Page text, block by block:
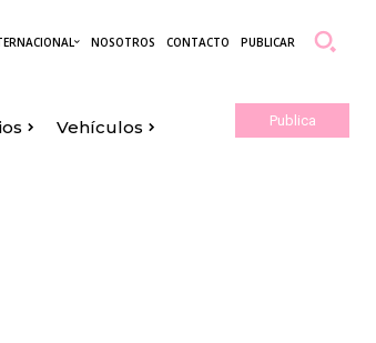
NOSOTROS CONTACTO PUBLICAR
Vehículos Publica